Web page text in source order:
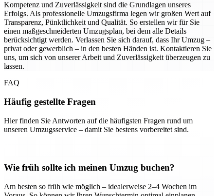
Kompetenz und Zuverlässigkeit sind die Grundlagen unseres
Erfolgs. Als professionelle Umzugsfirma legen wir großen Wert auf
Transparenz, Pünktlichkeit und Qualität. So erstellen wir für Sie
einen maßgeschneiderten Umzugsplan, bei dem alle Details
berücksichtigt werden. Verlassen Sie sich darauf, dass Ihr Umzug –
privat oder gewerblich – in den besten Händen ist. Kontaktieren Sie
uns, um sich von unserer Arbeit und Zuverlässigkeit überzeugen zu
lassen.
FAQ
Häufig gestellte Fragen
Hier finden Sie Antworten auf die häufigsten Fragen rund um
unseren Umzugsservice – damit Sie bestens vorbereitet sind.
Wie früh sollte ich meinen Umzug buchen?
Am besten so früh wie möglich – idealerweise 2–4 Wochen im